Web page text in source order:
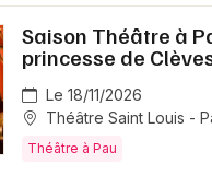
Saison Théâtre à
princesse de
Le 18/11/2026
Théâtre Saint Louis -
Théâtre à Pau